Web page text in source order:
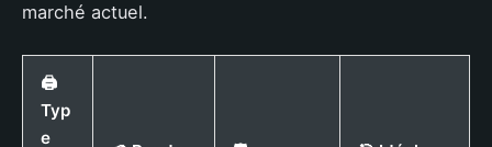
marché actuel.
🖨️
Typ
e